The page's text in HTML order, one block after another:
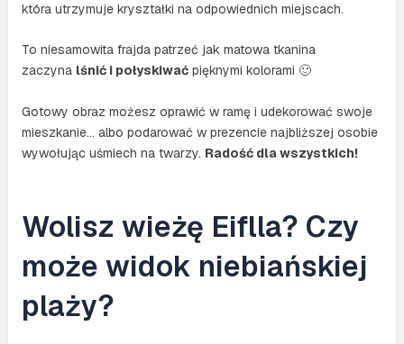
która utrzymuje kryształki na odpowiednich miejscach.
To niesamowita frajda patrzeć jak matowa tkanina
zaczyna lśnić i połyskiwaćpięknymi kolorami 🙂
Gotowy obraz możesz oprawić w ramę i udekorować swoje
mieszkanie… albo podarować w prezencie najbliższej osobie
wywołując uśmiech na twarzy. Radość dla wszystkich!
Wolisz wieżę Eiflla? Czy
może widok niebiańskiej
plaży?